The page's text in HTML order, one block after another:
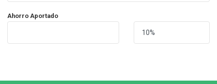
Ahorro Aportado